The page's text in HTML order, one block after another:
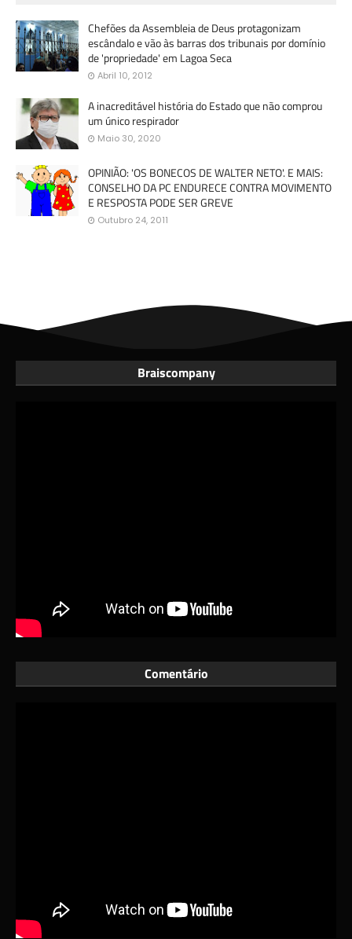
Chefões da Assembleia de Deus protagonizam
escândalo e vão às barras dos tribunais por domínio
de 'propriedade' em Lagoa Seca
Abril 10, 2012
A inacreditável história do Estado que não comprou
um único respirador
Maio 30, 2020
OPINIÃO: 'OS BONECOS DE WALTER NETO'. E MAIS:
CONSELHO DA PC ENDURECE CONTRA MOVIMENTO
E RESPOSTA PODE SER GREVE
Outubro 24, 2011
Braiscompany
Comentário